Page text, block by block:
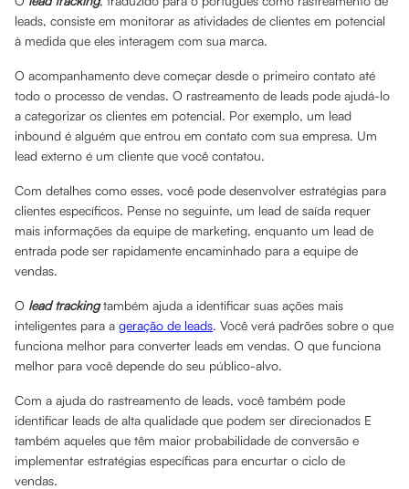
leads, consiste em monitorar as atividades de clientes em potencial
à medida que eles interagem com sua marca.
O acompanhamento deve começar desde o primeiro contato até
todo o processo de vendas. O rastreamento de leads pode ajudá-lo
a categorizar os clientes em potencial. Por exemplo, um lead
inbound é alguém que entrou em contato com sua empresa. Um
lead externo é um cliente que você contatou.
Com detalhes como esses, você pode desenvolver estratégias para
clientes específicos. Pense no seguinte, um lead de saída requer
mais informações da equipe de marketing, enquanto um lead de
entrada pode ser rapidamente encaminhado para a equipe de
vendas.
O lead trackingtambém ajuda a identificar suas ações mais
inteligentes para a geração de leads. Você verá padrões sobre o que
funciona melhor para converter leads em vendas. O que funciona
melhor para você depende do seu público-alvo.
Com a ajuda do rastreamento de leads, você também pode
identificar leads de alta qualidade que podem ser direcionados E
também aqueles que têm maior probabilidade de conversão e
implementar estratégias específicas para encurtar o ciclo de
vendas.